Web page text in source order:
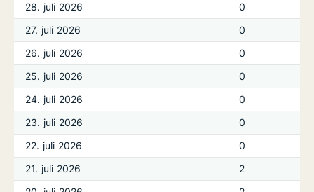
28. juli 2026
0
27. juli 2026
0
26. juli 2026
0
25. juli 2026
0
24. juli 2026
0
23. juli 2026
0
22. juli 2026
0
21. juli 2026
2